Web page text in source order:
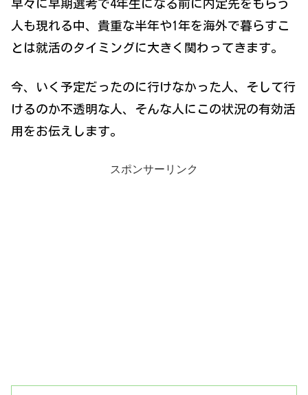
早々に早期選考で4年生になる前に内定先をもらう
人も現れる中、貴重な半年や1年を海外で暮らすこ
とは就活のタイミングに大きく関わってきます。
今、いく予定だったのに行けなかった人、そして行
けるのか不透明な人、そんな人にこの状況の有効活
用をお伝えします。
スポンサーリンク